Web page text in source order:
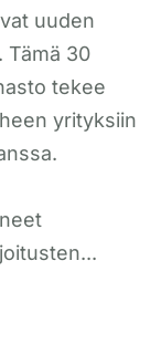
uuden
Tämä 30
tekee
yrityksiin